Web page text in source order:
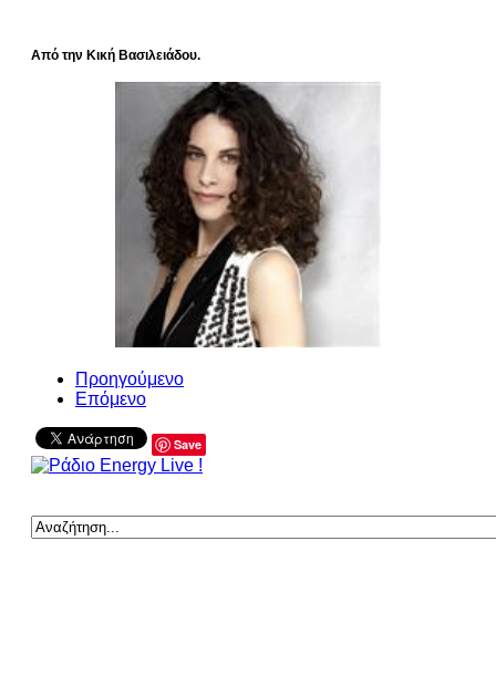
Από την Κική Βασιλειάδου.
Προηγούμενο
Επόμενο
Save